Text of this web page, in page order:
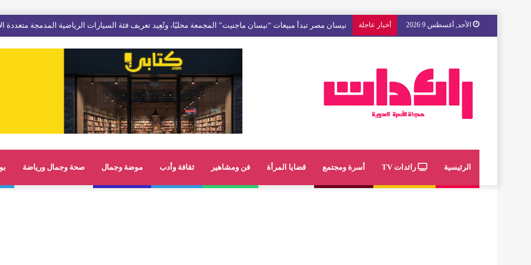
الأحد, أغسطس 9 2026 أخبار عاجلة نيسان مصر تبدأ مبيعات “نيسان ماجنيت” المجمعة محليًا، وتُعِيد تعريف فئة السيارات الرياضية المدمجة متعددة
الرئيسية رائدات TV أسرة ومجتمع قضايا المرأة فن ومشاهير ثقافة وأدب موضة وجمال صحة وجمال ورياضة